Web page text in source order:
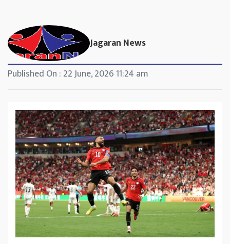
Jagaran News
Published On : 22 June, 2026 11:24 am